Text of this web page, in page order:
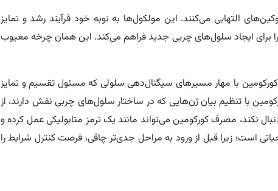
التهابی می‌کنند. این مولکول‌ها به نوبه خود فرآیند رشد و تمایز
برای ایجاد سلول‌های چربی جدید فراهم می‌کند. این همان چرخه‌ معیوب
با مهار مسیرهای سیگنال‌دهی سلولی که مسئول تقسیم و تمایز
با تنظیم بیان ژن‌هایی که در ساختار سلول‌های چربی نقش دارند، از
نکند، مصرف کورکومین می‌تواند مانند یک ترمز متابولیکی عمل کرده و
است؛ زیرا قبل از ورود به مراحل جدی‌تر چاقی، فرصت کنترل شرایط را